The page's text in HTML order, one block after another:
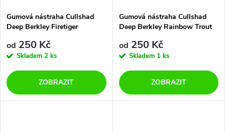
Gumová nástraha Cullshad
Deep Berkley Firetiger
od 250 Kč
Skladem 2 ks
ZOBRAZIT
Gumová nástraha Cullshad
Deep Berkley Rainbow Trout
od 250 Kč
Skladem 1 ks
ZOBRAZIT